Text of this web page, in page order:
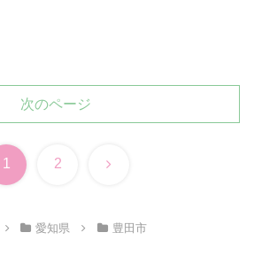
次のページ
1 2 次
愛知県 豊田市